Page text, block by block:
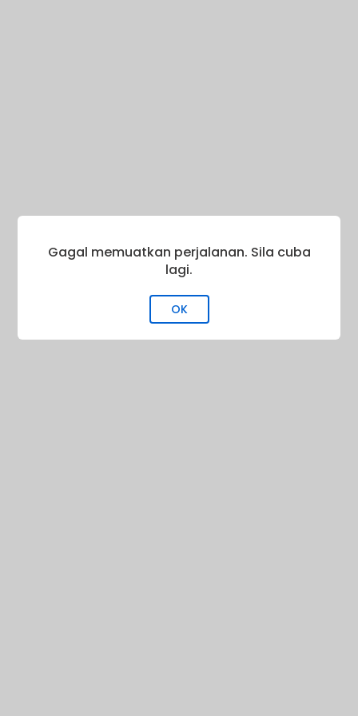
Gagal memuatkan perjalanan. Sila cuba
lagi.
OK